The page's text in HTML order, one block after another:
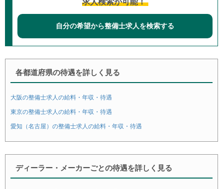
求人検索が可能！
自分の希望から整備士求人を検索する
各都道府県の待遇を詳しく見る
大阪の整備士求人の給料・年収・待遇
東京の整備士求人の給料・年収・待遇
愛知（名古屋）の整備士求人の給料・年収・待遇
ディーラー・メーカーごとの待遇を詳しく見る